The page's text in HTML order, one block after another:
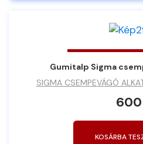
Gumitalp Sigma
SIGMA CSEMPEVÁGÓ
KOSÁRBA